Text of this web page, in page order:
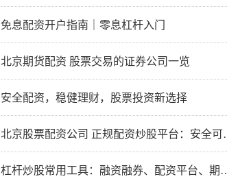
免息配资开户指南｜零息杠杆入门
北京期货配资 股票交易的证券公司一览
安全配资，稳健理财，股票投资新选择
北京股票配资公司 正规配资炒股平台：安全可靠，助你财富增值
杠杆炒股常用工具：融资融券、配资平台、期权、股指期货。